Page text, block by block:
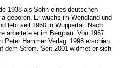
1938 als Sohn eines deutschen
geboren. Er wuchs im Wendland und
lebt seit 1960 in Wuppertal. Nach
arbeitete er im Bergbau. Von 1967
Peter Hammer Verlag. 1998 erschien
dem Strom. Seit 2001 widmet er sich